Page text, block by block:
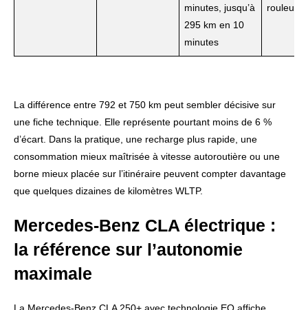
minutes, jusqu’à
295 km en 10
minutes
rouleurs
La différence entre 792 et 750 km peut sembler décisive sur
une fiche technique. Elle représente pourtant moins de 6 %
d’écart. Dans la pratique, une recharge plus rapide, une
consommation mieux maîtrisée à vitesse autoroutière ou une
borne mieux placée sur l’itinéraire peuvent compter davantage
que quelques dizaines de kilomètres WLTP.
Mercedes-Benz CLA électrique :
la référence sur l’autonomie
maximale